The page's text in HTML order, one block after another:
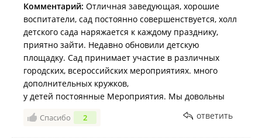
Комментарий: Отличная заведующая, хорошие
воспитатели, сад постоянно совершенствуется, холл
детского сада наряжается к каждому празднику,
приятно зайти. Недавно обновили детскую
площадку. Сад принимает участие в различных
городских, всероссийских мероприятиях. много
дополнительных кружков,
у детей постоянные Мероприятия. Мы довольны
Спасибо 2 ответить